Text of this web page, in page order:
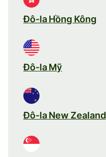
Đô-la Hồng Kông
Đô-la Mỹ
Đô-la New Zealand